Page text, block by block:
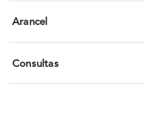
Arancel
Consultas